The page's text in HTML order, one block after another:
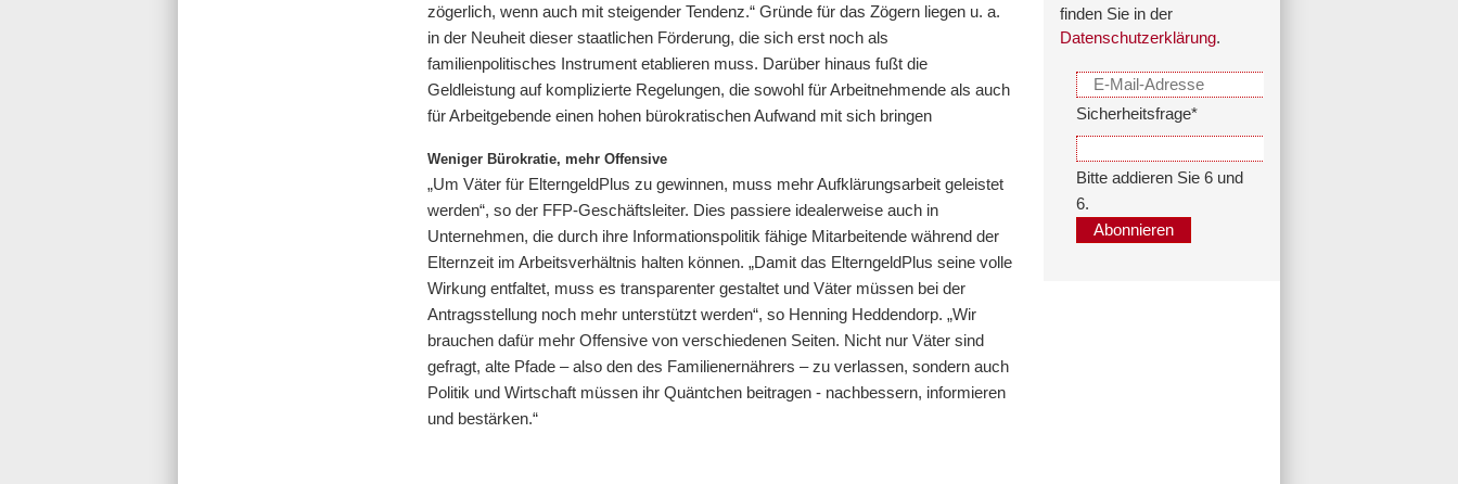
zögerlich, wenn auch mit steigender Tendenz.“ Gründe für das Zögern liegen u. a.
in der Neuheit dieser staatlichen Förderung, die sich erst noch als
familienpolitisches Instrument etablieren muss. Darüber hinaus fußt die
Geldleistung auf komplizierte Regelungen, die sowohl für Arbeitnehmende als auch
für Arbeitgebende einen hohen bürokratischen Aufwand mit sich bringen
Weniger Bürokratie, mehr Offensive
„Um Väter für ElterngeldPlus zu gewinnen, muss mehr Aufklärungsarbeit geleistet
werden“, so der FFP-Geschäftsleiter. Dies passiere idealerweise auch in
Unternehmen, die durch ihre Informationspolitik fähige Mitarbeitende während der
Elternzeit im Arbeitsverhältnis halten können. „Damit das ElterngeldPlus seine volle
Wirkung entfaltet, muss es transparenter gestaltet und Väter müssen bei der
Antragsstellung noch mehr unterstützt werden“, so Henning Heddendorp. „Wir
brauchen dafür mehr Offensive von verschiedenen Seiten. Nicht nur Väter sind
gefragt, alte Pfade – also den des Familienernährers – zu verlassen, sondern auch
Politik und Wirtschaft müssen ihr Quäntchen beitragen - nachbessern, informieren
und bestärken.“
finden Sie in der
Datenschutzerklärung.
Sicherheitsfrage*
Bitte addieren Sie 6 und
6.
Abonnieren